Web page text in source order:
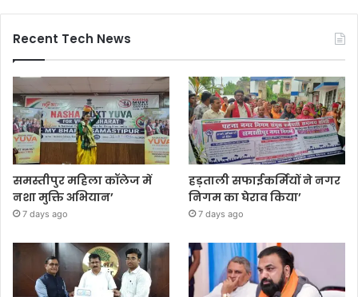
Recent Tech News
समस्तीपुर महिला कॉलेज में
नशा मुक्ति अभियान’
7 days ago
हड़ताली सफाईकर्मियों ने नगर
निगम का घेराव किया’
7 days ago